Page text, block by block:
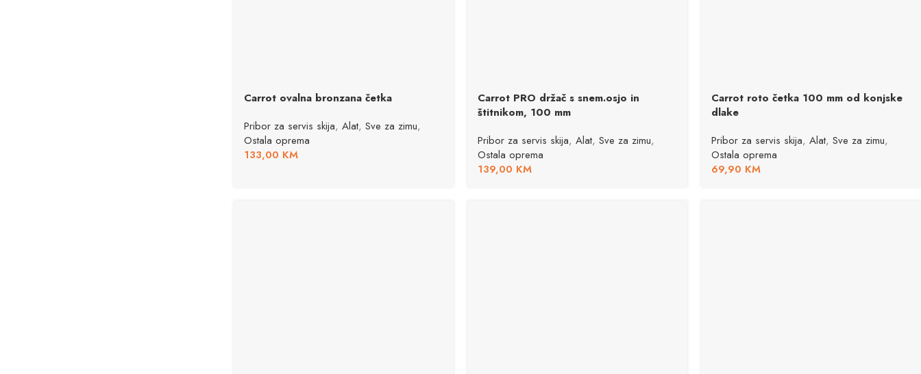
Carrot ovalna bronzana četka
Pribor za servis skija, Alat, Sve za zimu,
Ostala oprema
133,00 KM
Carrot PRO držač s snem.osjo in
štitnikom, 100 mm
Pribor za servis skija, Alat, Sve za zimu,
Ostala oprema
139,00 KM
Carrot roto četka 100 mm od konjske
dlake
Pribor za servis skija, Alat, Sve za zimu,
Ostala oprema
69,90 KM